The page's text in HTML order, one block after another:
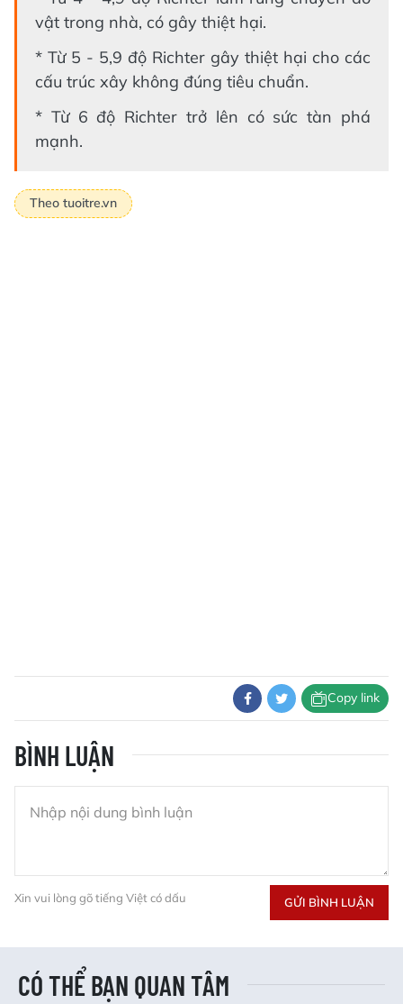
vật trong nhà, có gây thiệt hại.
* Từ 5 - 5,9 độ Richter gây thiệt hại cho các
cấu trúc xây không đúng tiêu chuẩn.
* Từ 6 độ Richter trở lên có sức tàn phá
mạnh.
Theo tuoitre.vn
Copy link
BÌNH LUẬN
Xin vui lòng gõ tiếng Việt có dấu GỬI BÌNH LUẬN
CÓ THỂ BẠN QUAN TÂM